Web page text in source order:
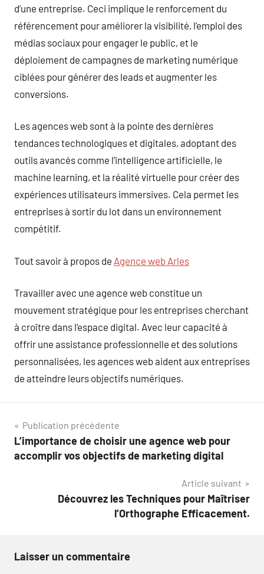
d’une entreprise. Ceci implique le renforcement du
référencement pour améliorer la visibilité, l’emploi des
médias sociaux pour engager le public, et le
déploiement de campagnes de marketing numérique
ciblées pour générer des leads et augmenter les
conversions.
Les agences web sont à la pointe des dernières
tendances technologiques et digitales, adoptant des
outils avancés comme l’intelligence artificielle, le
machine learning, et la réalité virtuelle pour créer des
expériences utilisateurs immersives. Cela permet les
entreprises à sortir du lot dans un environnement
compétitif.
Tout savoir à propos de Agence web Arles
Travailler avec une agence web constitue un
mouvement stratégique pour les entreprises cherchant
à croître dans l’espace digital. Avec leur capacité à
offrir une assistance professionnelle et des solutions
personnalisées, les agences web aident aux entreprises
de atteindre leurs objectifs numériques.
Navigation
de
Publication précédente
L’importance de choisir une agence web pour
accomplir vos objectifs de marketing digital
Article suivant
Découvrez les Techniques pour Maîtriser
l’Orthographe Efficacement.
Laisser un commentaire